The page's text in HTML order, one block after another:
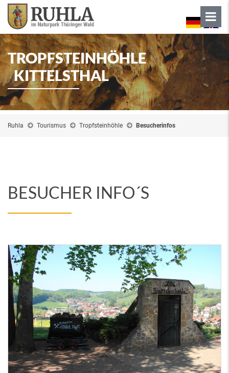
TROPFSTEINHÖHLE
KITTELSTHAL
Ruhla Tourismus Tropfsteinhöhle Besucherinfos
BESUCHER INFO´S